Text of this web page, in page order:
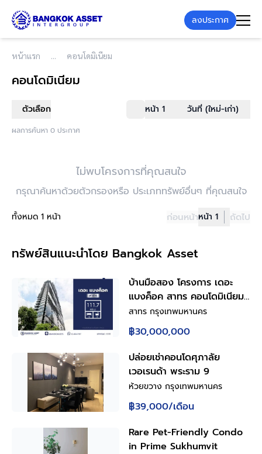
ลงประกาศ
หน้าแรก คอนโดมิเนียม
คอนโดมิเนียม
ตัวเลือก หน้า 1 วันที่ (ใหม่-เก่า)
ผลการค้นหา 0 ประกาศ
ไม่พบโครงการที่คุณสนใจ
กรุณาค้นหาด้วยตัวกรองหรือ ประเภททรัพย์อื่นๆ ที่คุณสนใจ
ทั้งหมด 1 หน้า ก่อนหน้าหน้า 1 ถัดไป
ทรัพย์สินแนะนำโดย Bangkok Asset
บ้านมือสอง โครงการ เดอะ
แบงค็อค สาทร คอนโดมิเนียม
ใจกลางย่านธุรกิจสาทร 2 ห้อง
นอน 2 ห้องน้ำ พื้นที่ใช้สอย
111.77 ตร.ม. พร้อม Living
Space ชั้น 2 ห้องครัวพร้อม
เคาน์เตอร์ครัว ที่จอดรถ 1 คัน
ทำเลเขตสาทร กรุงเทพฯ ใกล้
เซ็นทรัล สีลม ทาวเวอร์
สาทร กรุงเทพมหานคร
฿30,000,000
ปล่อยเช่าคอนโดศุภาลัย
เวอเรนด้า พระราม 9
ห้วยขวาง กรุงเทพมหานคร
฿39,000/เดือน
Rare Pet-Friendly Condo
in Prime Sukhumvit